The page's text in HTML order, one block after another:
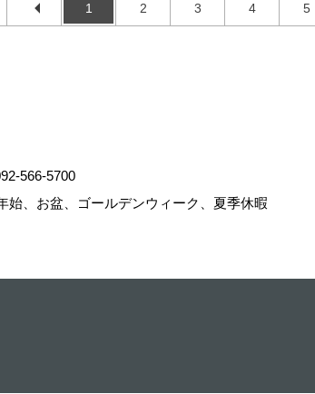
1 2 3 4 5
566-5700
始、お盆、ゴールデンウィーク、夏季休暇